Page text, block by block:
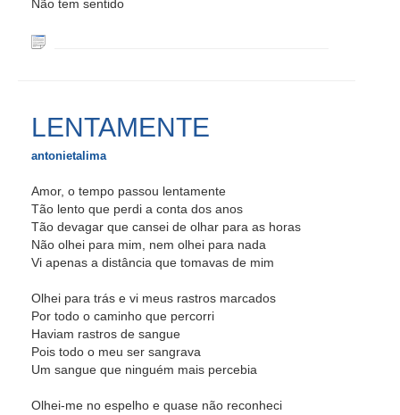
Não tem sentido
LENTAMENTE
antonietalima
Amor, o tempo passou lentamente
Tão lento que perdi a conta dos anos
Tão devagar que cansei de olhar para as horas
Não olhei para mim, nem olhei para nada
Vi apenas a distância que tomavas de mim
Olhei para trás e vi meus rastros marcados
Por todo o caminho que percorri
Haviam rastros de sangue
Pois todo o meu ser sangrava
Um sangue que ninguém mais percebia
Olhei-me no espelho e quase não reconheci